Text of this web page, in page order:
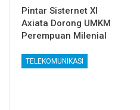
Pintar Sisternet Xl
Axiata Dorong UMKM
Perempuan Milenial
TELEKOMUNIKASI